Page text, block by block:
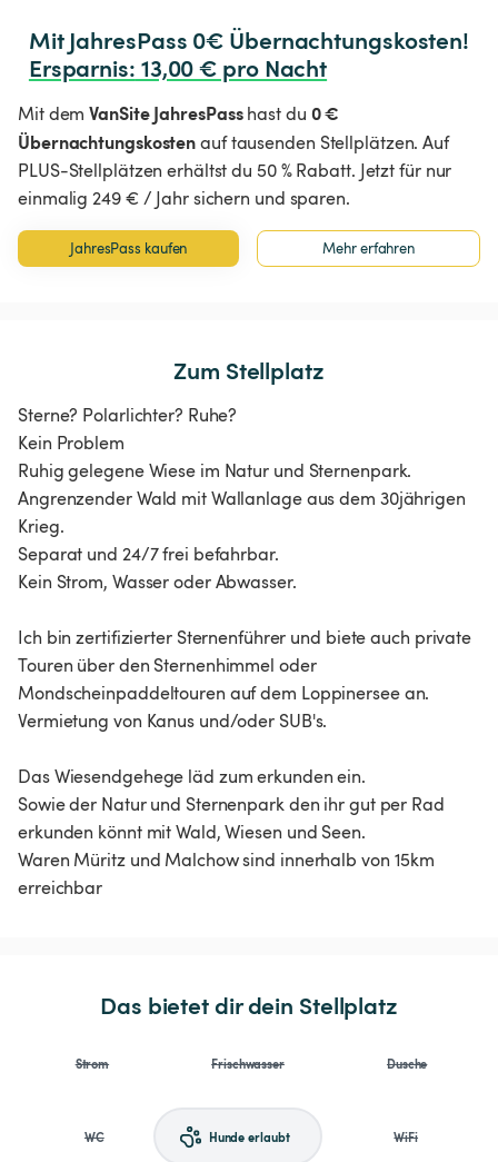
Ersparnis: 13,00 € pro Nacht
Mit demVanSite JahresPasshast du 0 €
Übernachtungskostenauf tausenden Stellplätzen. Auf
PLUS-Stellplätzen erhältst du 50 % Rabatt. Jetzt für nur
einmalig 249 € / Jahr sichern und sparen.
JahresPass kaufen Mehr erfahren
Zum Stellplatz
Sterne? Polarlichter? Ruhe?
Kein Problem
Ruhig gelegene Wiese im Natur und Sternenpark.
Angrenzender Wald mit Wallanlage aus dem 30jährigen
Krieg.
Separat und 24/7 frei befahrbar.
Kein Strom, Wasser oder Abwasser.
Ich bin zertifizierter Sternenführer und biete auch private
Touren über den Sternenhimmel oder
Mondscheinpaddeltouren auf dem Loppinersee an.
Vermietung von Kanus und/oder SUB's.
Das Wiesendgehege läd zum erkunden ein.
Sowie der Natur und Sternenpark den ihr gut per Rad
erkunden könnt mit Wald, Wiesen und Seen.
Waren Müritz und Malchow sind innerhalb von 15km
erreichbar
Das bietet dir dein Stellplatz
Strom Frischwasser Dusche
WC Hunde erlaubt WiFi